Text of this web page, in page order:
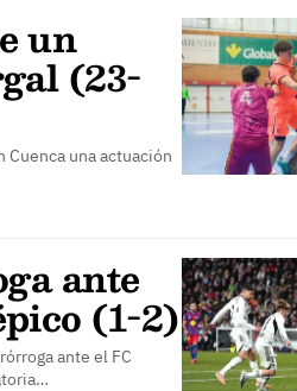
un
(23-
una actuación
ante
(1-2)
ante el FC